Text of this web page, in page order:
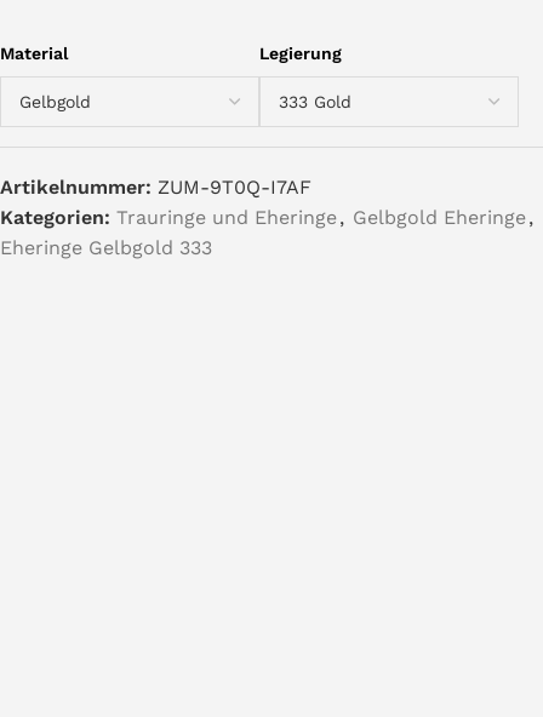
Material Legierung
Artikelnummer: ZUM-9T0Q-I7AF
Kategorien: Trauringe und Eheringe, Gelbgold Eheringe,
Eheringe Gelbgold 333